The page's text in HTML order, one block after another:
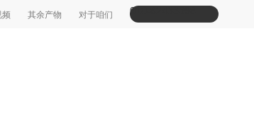
频 其余产物 对于咱们 010-82433398